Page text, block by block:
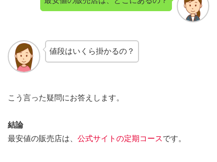
値段はいくら掛かるの？
こう言った疑問にお答えします。
結論
最安値の販売店は、 公式サイトの定期コースです。